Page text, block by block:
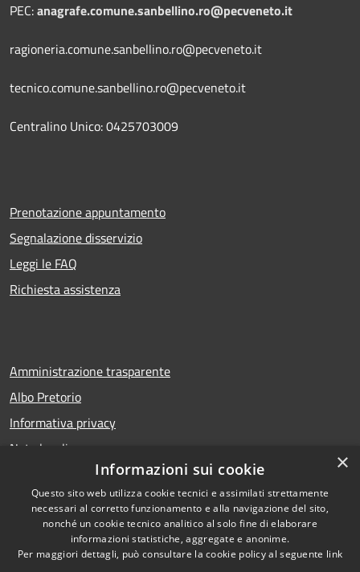
PEC:anagrafe.comune.sanbellino.ro@pecveneto.it
ragioneria.comune.sanbellino.ro@pecveneto.it
tecnico.comune.sanbellino.ro@pecveneto.it
Centralino Unico: 0425703009
Prenotazione appuntamento
Segnalazione disservizio
Leggi le FAQ
Richiesta assistenza
Amministrazione trasparente
Albo Pretorio
Informativa privacy
Note legali
Dichiarazione di accessibilità
RSS
Accessibilità
Copyright © 2026 • Comune di
×
Informazioni sui cookie
Questo sito web utilizza cookie tecnici e assimilati strettamente
necessari al corretto funzionamento e alla navigazione del sito,
nonché un cookie tecnico analitico al solo fine di elaborare
informazioni statistiche, aggregate e anonime.
Per maggiori dettagli, può consultare la cookie policy al seguente link